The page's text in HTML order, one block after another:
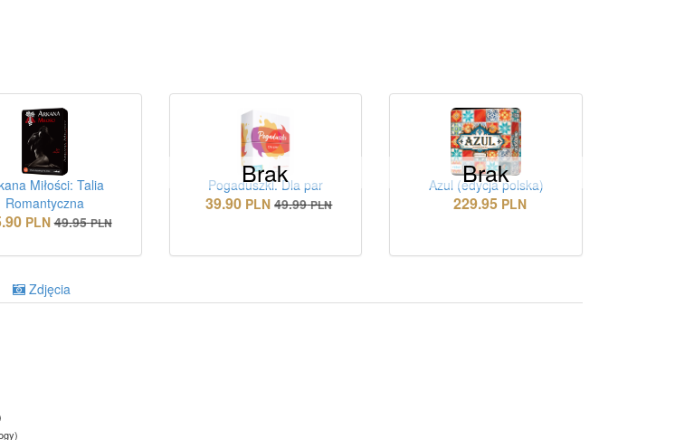
Miłości: Talia
Romantyczna
PLN 49.95 PLN
Brak
Pogaduszki. Dla par
39.90 PLN 49.99 PLN
Brak
Azul (edycja polska)
229.95 PLN
Zdjęcia